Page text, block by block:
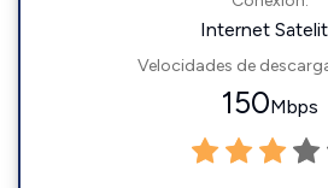
Internet
Velocidades de
150Mbps